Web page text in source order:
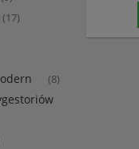
(17)
(8)